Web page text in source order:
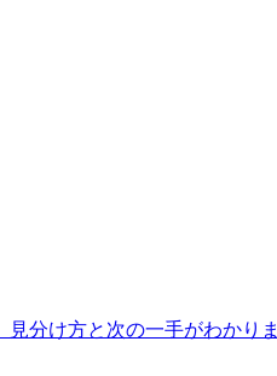
分け方と次の一手がわかりま